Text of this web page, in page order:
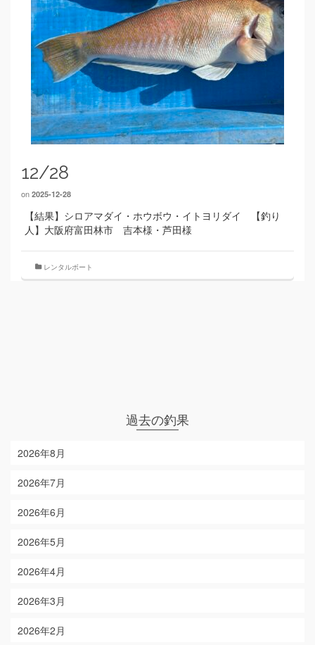
12/28
on 2025-12-28
【結果】シロアマダイ・ホウボウ・イトヨリダイ 【釣り
人】大阪府富田林市 吉本様・芦田様
レンタルボート
過去の釣果
2026年8月
2026年7月
2026年6月
2026年5月
2026年4月
2026年3月
2026年2月